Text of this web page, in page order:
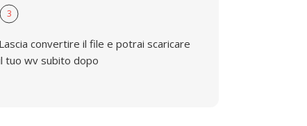
3
Lascia convertire il file e potrai scaricare
tuo wv subito dopo